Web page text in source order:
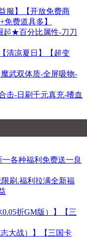
服】【开放免费商
费道具多】
起★百分比属性-刀刀
清凉夏日】【超变
武双体质-全屏吸物-
击-日刷千元真充-嗜血
各种福利免费送一良
限刷.福利拉满全新福
0.05折GM版）】【三
志大战）】【三国卡